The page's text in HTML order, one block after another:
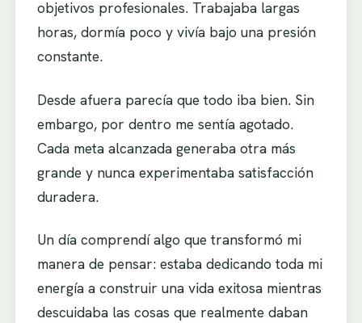
objetivos profesionales. Trabajaba largas
horas, dormía poco y vivía bajo una presión
constante.
Desde afuera parecía que todo iba bien. Sin
embargo, por dentro me sentía agotado.
Cada meta alcanzada generaba otra más
grande y nunca experimentaba satisfacción
duradera.
Un día comprendí algo que transformó mi
manera de pensar: estaba dedicando toda mi
energía a construir una vida exitosa mientras
descuidaba las cosas que realmente daban